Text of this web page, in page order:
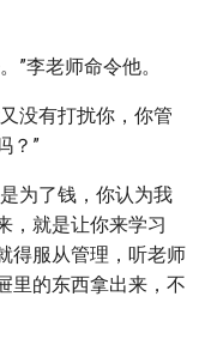
”李老师命令他。
没有打扰你，你管
？”
为了钱，你认为我
，就是让你来学习
得服从管理，听老师
里的东西拿出来，不